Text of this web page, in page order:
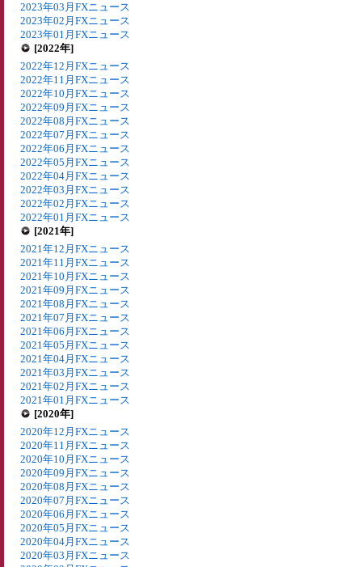
2023年03月FXニュース
2023年02月FXニュース
2023年01月FXニュース
[2022年]
2022年12月FXニュース
2022年11月FXニュース
2022年10月FXニュース
2022年09月FXニュース
2022年08月FXニュース
2022年07月FXニュース
2022年06月FXニュース
2022年05月FXニュース
2022年04月FXニュース
2022年03月FXニュース
2022年02月FXニュース
2022年01月FXニュース
[2021年]
2021年12月FXニュース
2021年11月FXニュース
2021年10月FXニュース
2021年09月FXニュース
2021年08月FXニュース
2021年07月FXニュース
2021年06月FXニュース
2021年05月FXニュース
2021年04月FXニュース
2021年03月FXニュース
2021年02月FXニュース
2021年01月FXニュース
[2020年]
2020年12月FXニュース
2020年11月FXニュース
2020年10月FXニュース
2020年09月FXニュース
2020年08月FXニュース
2020年07月FXニュース
2020年06月FXニュース
2020年05月FXニュース
2020年04月FXニュース
2020年03月FXニュース